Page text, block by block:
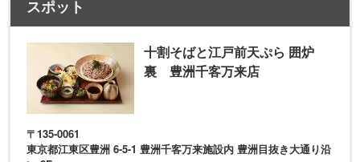
スポット
十割そばと江戸前天ぷら 囲炉
裏 豊洲千客万来店
〒135-0061
東京都江東区豊洲 6-5-1 豊洲千客万来施設内 豊洲目抜き大通り沿